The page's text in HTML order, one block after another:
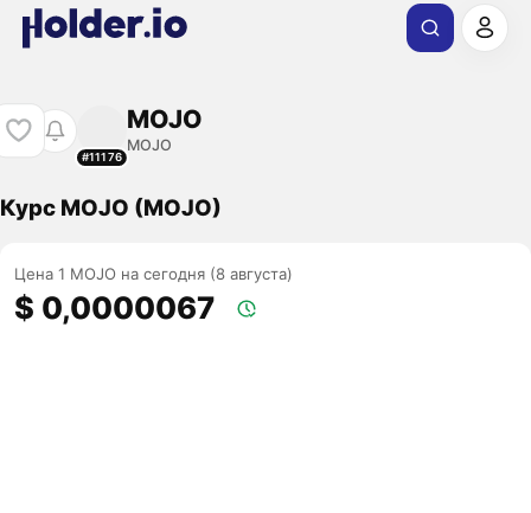
#11176
MOJO
MOJO
Курс MOJO (MOJO)
Цена 1 MOJO на сегодня (8 августа)
$ 0,0000067